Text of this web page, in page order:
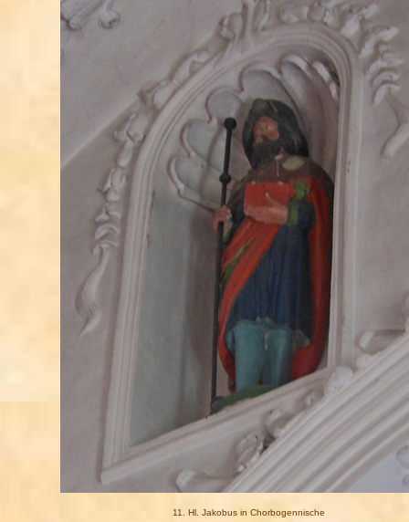
11. Hl. Jakobus in Chorbogennische